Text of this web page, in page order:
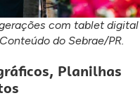
com tablet digital
do Sebrae/PR.
Planilhas